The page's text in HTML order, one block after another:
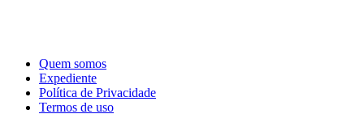
Quem somos
Expediente
Política de Privacidade
Termos de uso